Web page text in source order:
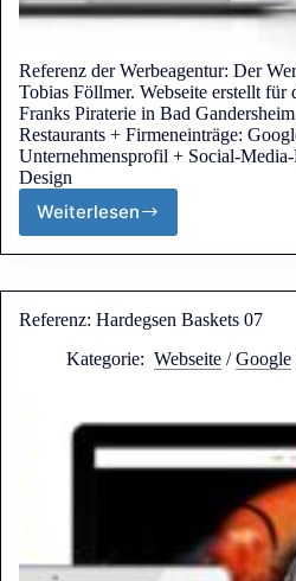
Referenz der Werbeagentur: Der
Tobias Föllmer. Webseite erstellt für
Franks Piraterie in Bad
Restaurants + Firmeneinträge:
Unternehmensprofil + Social-
Design
Weiterlesen
Referenz: Hardegsen Baskets 07
Kategorie: Webseite /Google